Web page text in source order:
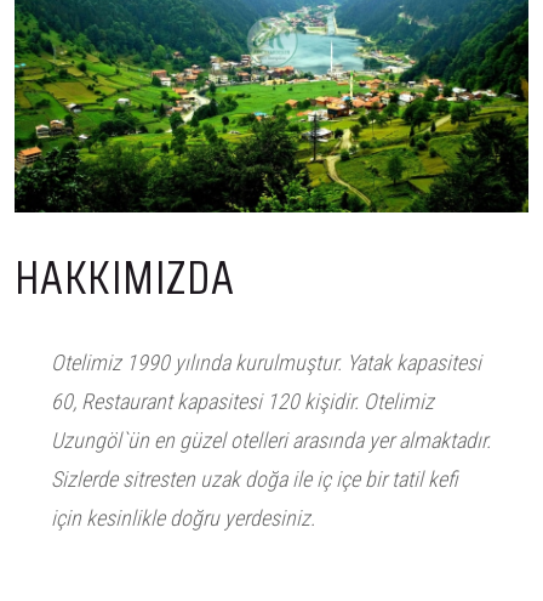
HAKKIMIZDA
Otelimiz 1990 yılında kurulmuştur. Yatak kapasitesi
60, Restaurant kapasitesi 120 kişidir. Otelimiz
Uzungöl`ün en güzel otelleri arasında yer almaktadır.
Sizlerde sitresten uzak doğa ile iç içe bir tatil kefi
için kesinlikle doğru yerdesiniz.